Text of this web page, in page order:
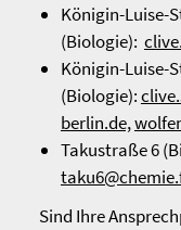
Königin-Luise-
(Biologie):
Königin-Luise-
(Biologie):
berlin.de,
Takustraße 6
Sind Ihre